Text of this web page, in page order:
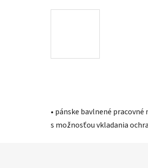
• pánske bavlnené
s možnosťou vkladania